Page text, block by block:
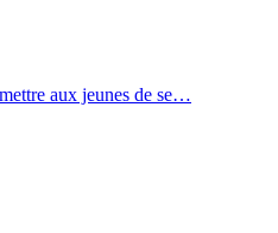
aux jeunes de se…